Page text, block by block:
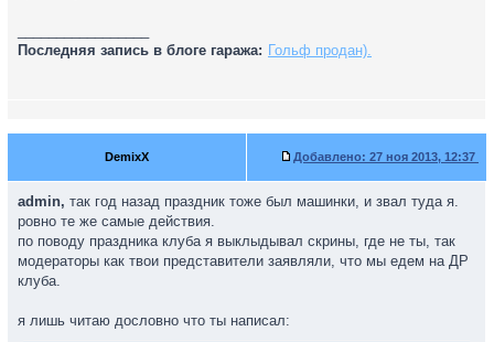
Последняя запись в блоге гаража: Гольф продан).
DemixX Добавлено: 27 ноя 2013, 12:37
admin, так год назад праздник тоже был машинки, и звал туда я.
ровно те же самые действия.
по поводу праздника клуба я выклыдывал скрины, где не ты, так
модераторы как твои представители заявляли, что мы едем на ДР
клуба.
я лишь читаю дословно что ты написал: